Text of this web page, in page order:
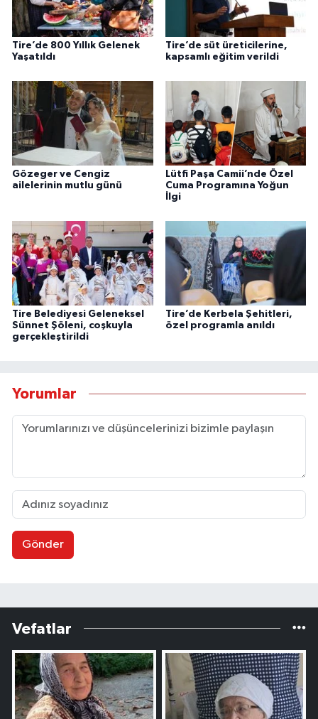
Tire’de 800 Yıllık Gelenek
Yaşatıldı
Tire’de süt üreticilerine,
kapsamlı eğitim verildi
Gözeger ve Cengiz
ailelerinin mutlu günü
Lütfi Paşa Camii’nde Özel
Cuma Programına Yoğun
İlgi
Tire Belediyesi Geleneksel
Sünnet Şöleni, coşkuyla
gerçekleştirildi
Tire’de Kerbela Şehitleri,
özel programla anıldı
Yorumlar
Gönder
Vefatlar